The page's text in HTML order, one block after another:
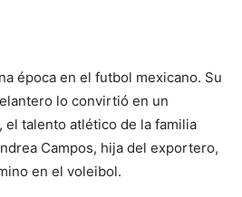
época en el futbol mexicano. Su
lo convirtió en un
el talento atlético de la familia
Campos, hija del exportero,
en el voleibol.